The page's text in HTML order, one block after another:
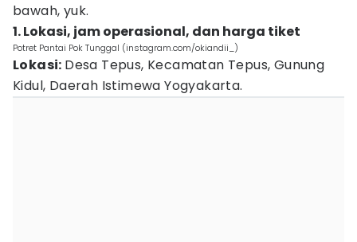
bawah, yuk.
1. Lokasi, jam operasional, dan harga tiket
Potret Pantai Pok Tunggal (instagram.com/okiandii_)
Lokasi: Desa Tepus, Kecamatan Tepus, Gunung
Kidul, Daerah Istimewa Yogyakarta.